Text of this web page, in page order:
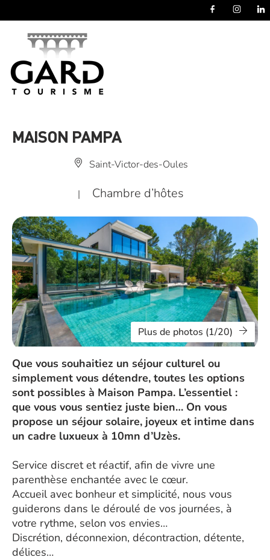
MAISON PAMPA
Saint-Victor-des-Oules
| Chambre d’hôtes
Plus de photos (1/20)
Que vous souhaitiez un séjour culturel ou
simplement vous détendre, toutes les options
sont possibles à Maison Pampa. L’essentiel :
que vous vous sentiez juste bien… On vous
propose un séjour solaire, joyeux et intime dans
un cadre luxueux à 10mn d’Uzès.
Service discret et réactif, afin de vivre une
parenthèse enchantée avec le cœur.
Accueil avec bonheur et simplicité, nous vous
guiderons dans le déroulé de vos journées, à
votre rythme, selon vos envies…
Discrétion, déconnexion, décontraction, détente,
délices…